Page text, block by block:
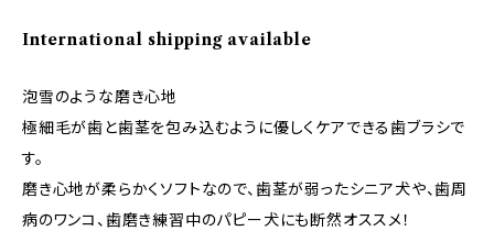
International shipping available
泡雪のような磨き心地
極細毛が歯と歯茎を包み込むように優しくケアできる歯ブラシで
す。
磨き心地が柔らかくソフトなので、歯茎が弱ったシニア犬や、歯周
病のワンコ、歯磨き練習中のパピー犬にも断然オススメ！